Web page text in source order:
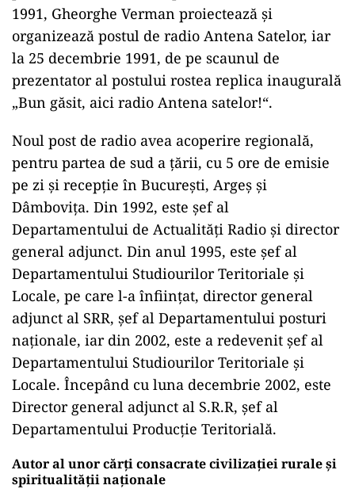
1991, Gheorghe Verman proiectează şi
organizează postul de radio Antena Satelor, iar
la 25 decembrie 1991, de pe scaunul de
prezentator al postului rostea replica inaugurală
„Bun găsit, aici radio Antena satelor!“.
Noul post de radio avea acoperire regională,
pentru partea de sud a ţării, cu 5 ore de emisie
pe zi şi recepţie în București, Argeș și
Dâmbovița. Din 1992, este şef al
Departamentului de Actualităţi Radio şi director
general adjunct. Din anul 1995, este şef al
Departamentului Studiourilor Teritoriale şi
Locale, pe care l-a înfiinţat, director general
adjunct al SRR, şef al Departamentului posturi
naţionale, iar din 2002, este a redevenit şef al
Departamentului Studiourilor Teritoriale şi
Locale. Începând cu luna decembrie 2002, este
Director general adjunct al S.R.R, şef al
Departamentului Producţie Teritorială.
Autor al unor cărţi consacrate civilizaţiei rurale şi
spiritualităţii naţionale